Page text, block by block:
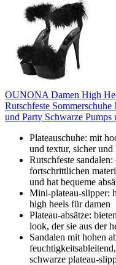
OUNONA Damen High
Rutschfeste
und Party Schwarze Pumps
Plateauschuhe: mit
und textur, sicher
Rutschfeste
fortschrittlichen
und hat bequeme
Mini-plateau-slipper:
high heels für damen
Plateau-absätze:
look, der sie aus der
Sandalen mit hohen
schwarze plateau-